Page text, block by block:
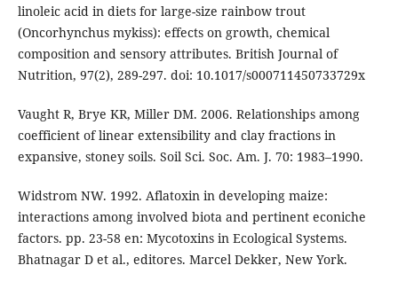
linoleic acid in diets for large-size rainbow trout
(Oncorhynchus mykiss): effects on growth, chemical
composition and sensory attributes. British Journal of
Nutrition, 97(2), 289-297. doi: 10.1017/s000711450733729x
Vaught R, Brye KR, Miller DM. 2006. Relationships among
coefficient of linear extensibility and clay fractions in
expansive, stoney soils. Soil Sci. Soc. Am. J. 70: 1983–1990.
Widstrom NW. 1992. Aflatoxin in developing maize:
interactions among involved biota and pertinent econiche
factors. pp. 23-58 en: Mycotoxins in Ecological Systems.
Bhatnagar D et al., editores. Marcel Dekker, New York.